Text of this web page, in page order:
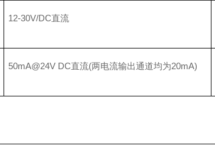
12-30V/DC直流
50mA@24V DC直流(两电流输出通道均为20mA)